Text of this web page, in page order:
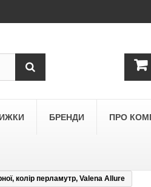
БРЕНДИ ПРО
колір перламутр, Valena Allure